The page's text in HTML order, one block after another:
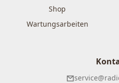
Shop
Wartungsarbeiten